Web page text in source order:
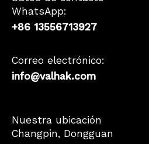
WhatsApp:
+86 13556713927
Correo electrónico:
info@valhak.com
Nuestra ubicación
Changpin, Dongguan